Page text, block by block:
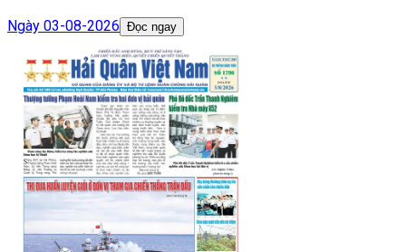
Ngày 03-08-2026 Đọc ngay